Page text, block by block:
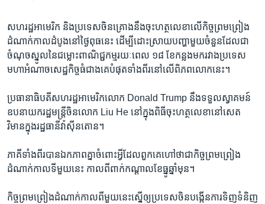
សហរដ្ឋ​អាមេរិក និង​ប្រទេស​ចិន​គ្រោង​នឹង​ចុះ​ហត្ថលេខា​លើ​កិច្ច​ព្រមព្រៀង​
ដំណាក់​កាល​ដំបូង​នៅ​ថ្ងៃ​ពុធ​នេះ ដើម្បី​ដោះស្រាយ​បញ្ហា​មួយ​ចំនួន​ដែល​ជា​
ចំណុច​ស្នូល​នៃ​ជម្លោះ​ពាណិជ្ជកម្ម​រយៈពេល ១៨ ខែ​កន្លង​មក​រវាង​ប្រទេស​
មហា​អំណាច​សេដ្ឋកិច្ច​ធំ​ជាង​គេ​បំផុត​ទាំង​ពីរ​នៅ​លើ​ពិភពលោក​នេះ។
ប្រធានាធិបតី​សហរដ្ឋ​អាមេរិក​លោក Donald Trump នឹង​ទទួល​ស្វាគមន៍​
ឧបនាយករដ្ឋមន្ត្រី​ចិន​លោក Liu He នៅ​ក្នុង​ពិធី​ចុះ​ហត្ថលេខា​នៅ​សេត
វិមាន​ក្នុង​រដ្ឋធានី​វ៉ាស៊ីនតោន។
ភាគី​ទាំង​ពីរ​បាន​ឯកភាព​គ្នា​ចំពោះ​អ្វី​ដែល​ពួកគេ​ហៅ​ថា​ជា​កិច្ច​ព្រមព្រៀង​
ដំណាក់កាល​ទី​មួយ​នេះ កាល​ពី​ពាក់​កណ្ដាល​ខែ​ធ្នូ​ឆ្នាំ​មុន។
កិច្ច​ព្រមព្រៀង​ដំណាក់កាល​ពី​មួយ​នេះ​ស្នើ​ឲ្យ​ប្រទេស​ចិន​បង្កើន​ការ​ទិញ​ទំនិញ​